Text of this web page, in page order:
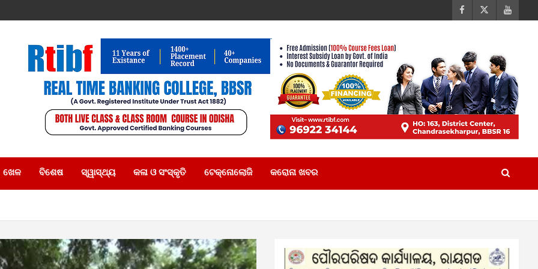
ଖେଳ ବିଶେଷ ସ୍ୱାସ୍ଥ୍ୟ କଳା ଓ ସଂସ୍କୃତି ଟେକ୍ନୋଲୋଜି କରୋନା ଖବର